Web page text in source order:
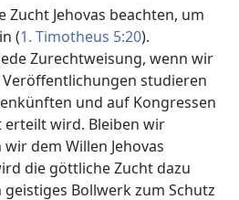
Zucht Jehovas beachten, um
(1. Timotheus 5:20).
Zurechtweisung, wenn wir
studieren
und auf Kongressen
erteilt wird. Bleiben wir
dem Willen Jehovas
die göttliche Zucht dazu
Bollwerk zum Schutz